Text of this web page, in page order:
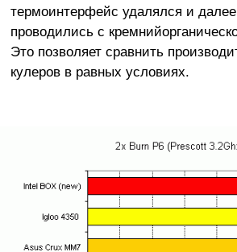
термоинтерфейс удалялся и
проводились с
Это позволяет сравнить
кулеров в равных условиях.